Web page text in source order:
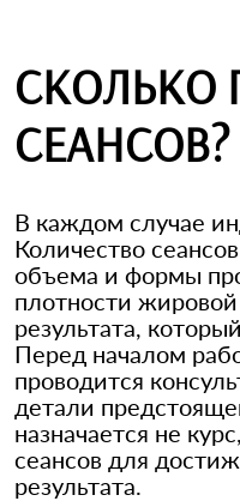
СКОЛЬКО
СЕАНСОВ?
В каждом случае
Количество
объема и формы
плотности
результата,
Перед началом
проводится
детали
назначается не
сеансов для
результата.